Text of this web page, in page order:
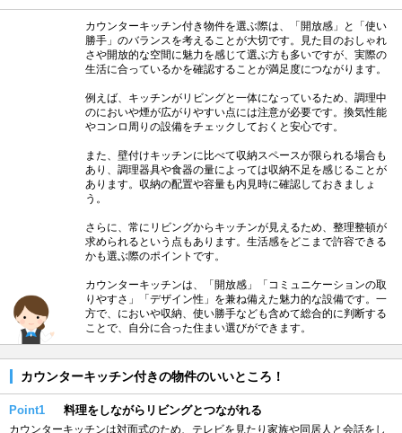
カウンターキッチン付き物件を選ぶ際は、「開放感」と「使い
勝手」のバランスを考えることが大切です。見た目のおしゃれ
さや開放的な空間に魅力を感じて選ぶ方も多いですが、実際の
生活に合っているかを確認することが満足度につながります。
例えば、キッチンがリビングと一体になっているため、調理中
のにおいや煙が広がりやすい点には注意が必要です。換気性能
やコンロ周りの設備をチェックしておくと安心です。
また、壁付けキッチンに比べて収納スペースが限られる場合も
あり、調理器具や食器の量によっては収納不足を感じることが
あります。収納の配置や容量も内見時に確認しておきましょ
う。
さらに、常にリビングからキッチンが見えるため、整理整頓が
求められるという点もあります。生活感をどこまで許容できる
かも選ぶ際のポイントです。
カウンターキッチンは、「開放感」「コミュニケーションの取
りやすさ」「デザイン性」を兼ね備えた魅力的な設備です。一
方で、においや収納、使い勝手なども含めて総合的に判断する
ことで、自分に合った住まい選びができます。
カウンターキッチン付きの物件のいいところ！
Point1 料理をしながらリビングとつながれる
カウンターキッチンは対面式のため、テレビを見たり家族や同居人と会話をし